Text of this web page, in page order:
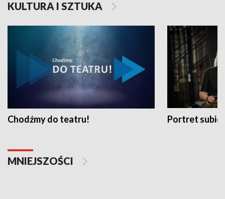
KULTURA I SZTUKA
Chodźmy do teatru! Portret
MNIEJSZOŚCI